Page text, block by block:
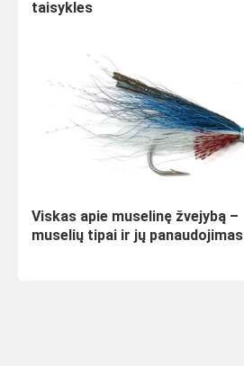
taisykles
Viskas apie muselinę žvejybą –
muselių tipai ir jų panaudojimas